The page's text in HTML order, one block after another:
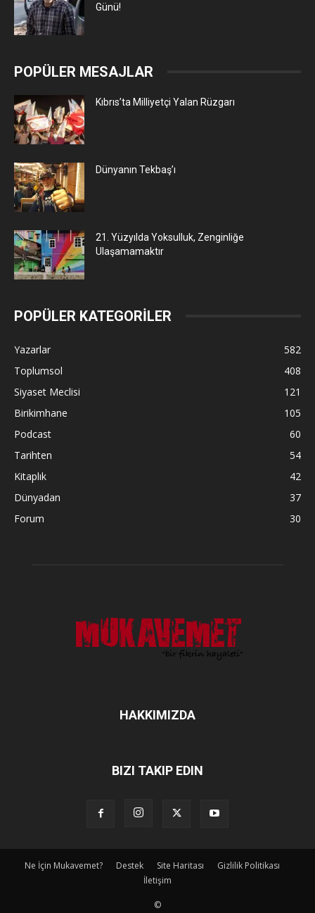
Günü!
POPÜLER MESAJLAR
Kıbrıs’ta Milliyetçi Yalan Rüzgarı
Dünyanın Tekbaş’ı
21. Yüzyılda Yoksulluk, Zenginliğe
Ulaşamamaktır
POPÜLER KATEGORİLER
Yazarlar
582
Toplumsol
408
Siyaset Meclisi
121
Birikimhane
105
Podcast
60
Tarihten
54
Kitaplık
42
Dünyadan
37
Forum
30
HAKKIMIZDA
BIZI TAKIP EDIN
Ne İçin Mukavemet? Destek Site Haritası
Gizlilik Politikası
İletişim
©